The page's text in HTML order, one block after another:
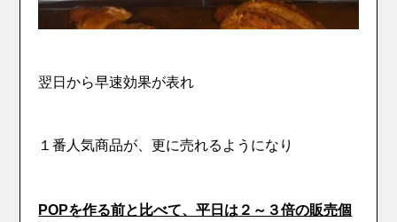
翌日から早速効果が表れ
１番人気商品が、更に売れるようになり
POPを作る前と比べて、平日は２～３倍の販売個